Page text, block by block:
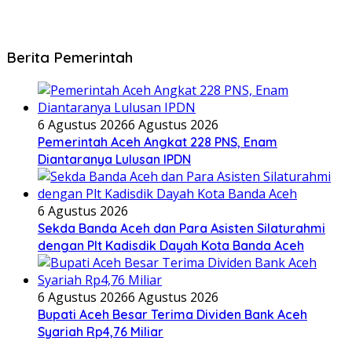
Berita Pemerintah
6 Agustus 20266 Agustus 2026
Pemerintah Aceh Angkat 228 PNS, Enam
Diantaranya Lulusan IPDN
6 Agustus 2026
Sekda Banda Aceh dan Para Asisten Silaturahmi
dengan Plt Kadisdik Dayah Kota Banda Aceh
6 Agustus 20266 Agustus 2026
Bupati Aceh Besar Terima Dividen Bank Aceh
Syariah Rp4,76 Miliar